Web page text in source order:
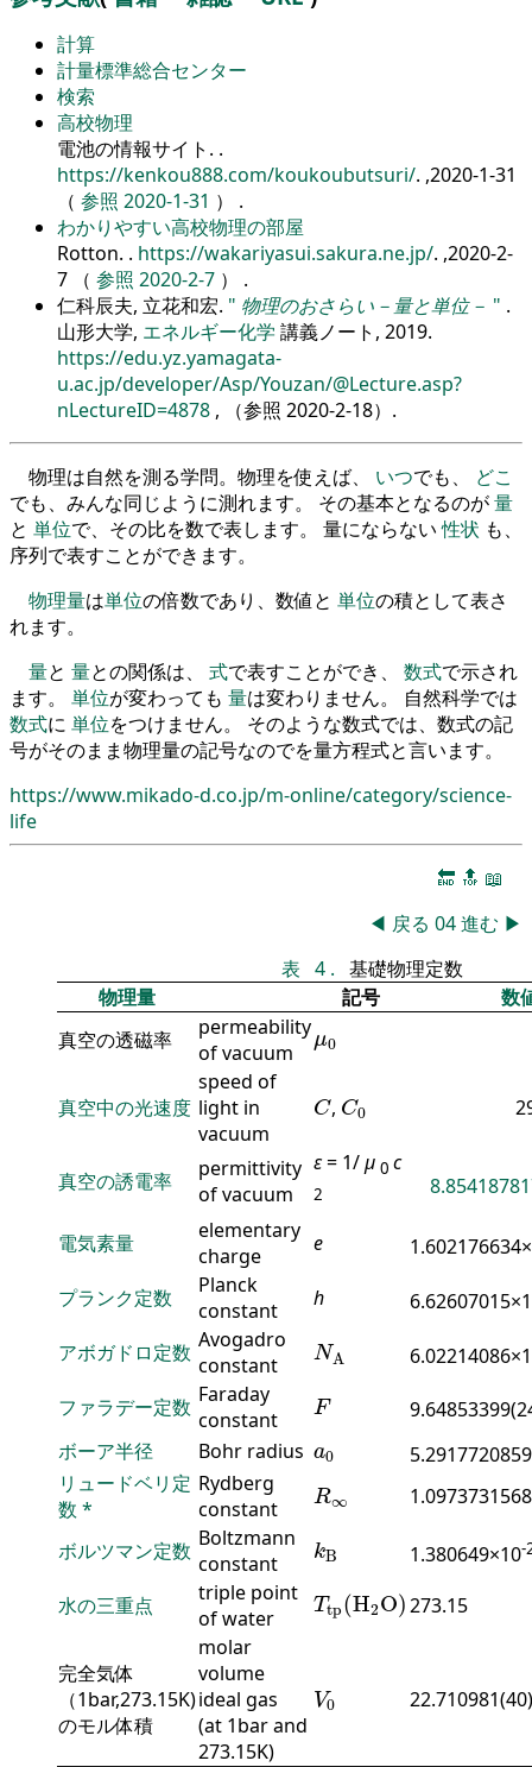
計算
計量標準総合センター
検索
高校物理
電池の情報サイト. .
https://kenkou888.com/koukoubutsuri/. ,2020-1-31
（ 参照 2020-1-31 ） .
わかりやすい高校物理の部屋
Rotton. . https://wakariyasui.sakura.ne.jp/. ,2020-2-
7 （ 参照 2020-2-7 ） .
仁科辰夫, 立花和宏.
物理のおさらい－量と単位－
.
山形大学, エネルギー化学 講義ノート, 2019.
https://edu.yz.yamagata-
u.ac.jp/developer/Asp/Youzan/@Lecture.asp?
nLectureID=4878 , （参照 2020-2-18）.
物理は自然を測る学問。物理を使えば、 いつでも、 どこ
でも、みんな同じように測れます。 その基本となるのが量
と 単位で、その比を数で表します。 量にならない性状 も、
序列で表すことができます。
物理量は単位の倍数であり、数値と 単位の積として表さ
れます。
量と 量との関係は、 式で表すことができ、 数式で示され
ます。 単位が変わっても 量は変わりません。 自然科学では
数式に 単位をつけません。 そのような数式では、数式の記
号がそのまま物理量の記号なのでを量方程式と言います。
https://www.mikado-d.co.jp/m-online/category/science-
life
🔚 🔝 📖
◀ 戻る 04進む ▶
表 4 . 基礎物理定数
物理量
記号
数
真空の透磁率
permeability
of vacuum
μ0
μ0
真空中の光速度
speed of
light in
vacuum
C
C, C0
C0
真空の誘電率
permittivity
of vacuum
ε= 1/μ 0 c
2
電気素量
elementary
charge
e
プランク定数
Planck
constant
h
アボガドロ定数 Avogadro
constant
NA
NA
ファラデー定数 Faraday
constant
F
F
ボーア半径
Bohr radius a0
a0
リュードベリ定
数 *
Rydberg
constant
R∞
R∞
ボルツマン定数 Boltzmann
constant
kB
k 1.380649×10-
水の三重点
triple point
of water
Ttp(H2O)
Ttp(H 2O)273.15
完全気体
（1bar,273.15K)
のモル体積
molar
volume
ideal gas
(at 1bar and
273.15K)
V0
V0 22.710981(40)